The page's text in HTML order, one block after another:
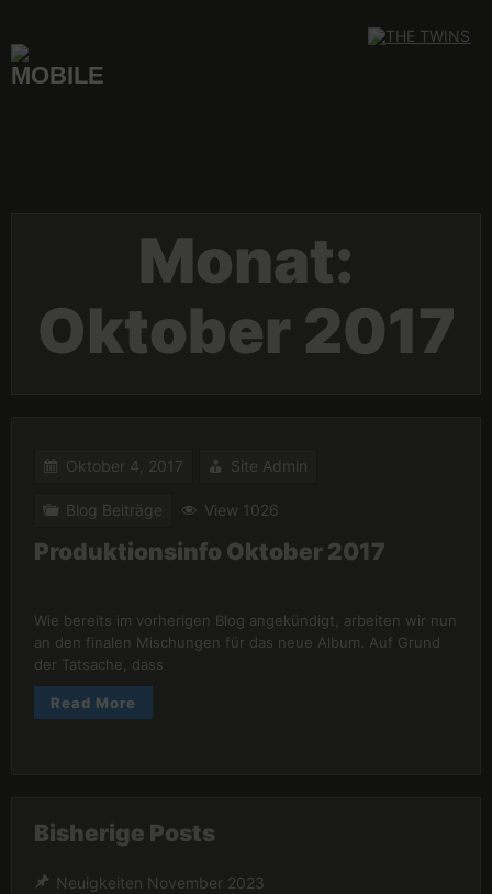
content
Monat:
Oktober 2017
Oktober 4, 2017 Site Admin
Blog Beiträge View 1026
Produktionsinfo Oktober 2017
Wie bereits im vorherigen Blog angekündigt, arbeiten wir nun
an den finalen Mischungen für das neue Album. Auf Grund
der Tatsache, dass
Read More
Bisherige Posts
Neuigkeiten November 2023